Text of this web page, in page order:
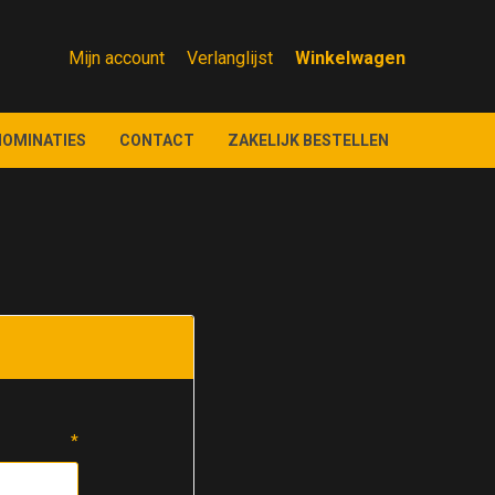
Mijn account Verlanglijst
CONTACT ZAKELIJK BESTELLEN
*